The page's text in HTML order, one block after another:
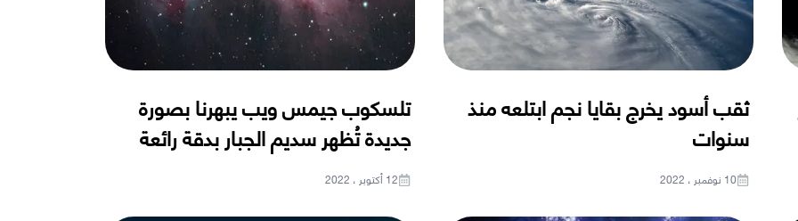
ثقب أسود يخرج بقايا نجم ابتلعه منذ
سنوات
10 نوفمبر ، 2022
تلسكوب جيمس ويب يبهرنا بصورة
جديدة تُظهر سديم الجبار بدقة رائعة
12 أكتوبر ، 2022